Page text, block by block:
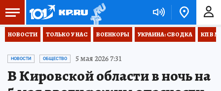
НОВОСТИ ТОЛЬКО У НАС ВОЕНКОРЫ УКРАИНА: СВОДКА КП В
НОВОСТИ ОБЩЕСТВО 5 мая 2026 7:31
В Кировской области в ночь на